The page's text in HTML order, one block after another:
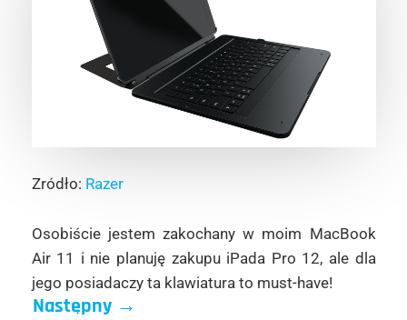
Zródło: Razer
Osobiście jestem zakochany w moim MacBook
Air 11 i nie planuję zakupu iPada Pro 12, ale dla
jego posiadaczy ta klawiatura to must-have!
Następny→